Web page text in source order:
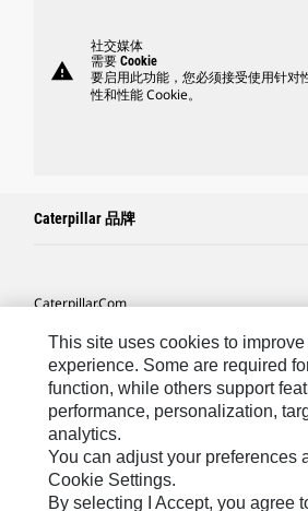
warning
社交媒体
需要 Cookie
要启用此功能，您必须接受使用针对
性和性能 Cookie。
Caterpillar 品牌
Caterpillar.com
联系 Caterpillar
站点地图
Cookie Settings
法律
隐私
This site uses cookies to improve
experience. Some are required
function, while others support
performance, personalization,
analytics.
You can adjust your preferences
Cookie Settings.
By selecting I Accept, you agree